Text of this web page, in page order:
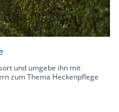
und umgebe ihn mit
zum Thema Heckenpflege